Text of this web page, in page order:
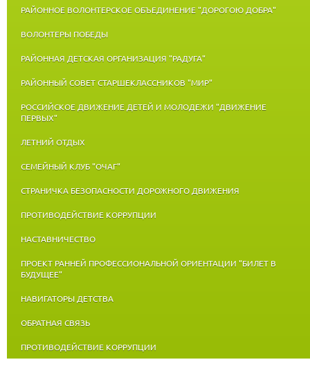
РАЙОННОЕ ВОЛОНТЕРСКОЕ ОБЪЕДИНЕНИЕ "ДОРОГОЮ ДОБРА"
ВОЛОНТЕРЫ ПОБЕДЫ
РАЙОННАЯ ДЕТСКАЯ ОРГАНИЗАЦИЯ "РАДУГА"
РАЙОННЫЙ СОВЕТ СТАРШЕКЛАССНИКОВ "МИР"
РОССИЙСКОЕ ДВИЖЕНИЕ ДЕТЕЙ И МОЛОДЕЖИ "ДВИЖЕНИЕ
ПЕРВЫХ"
ЛЕТНИЙ ОТДЫХ
СЕМЕЙНЫЙ КЛУБ "ОЧАГ"
СТРАНИЧКА БЕЗОПАСНОСТИ ДОРОЖНОГО ДВИЖЕНИЯ
ПРОТИВОДЕЙСТВИЕ КОРРУПЦИИ
НАСТАВНИЧЕСТВО
ПРОЕКТ РАННЕЙ ПРОФЕССИОНАЛЬНОЙ ОРИЕНТАЦИИ "БИЛЕТ В
БУДУЩЕЕ"
НАВИГАТОРЫ ДЕТСТВА
ОБРАТНАЯ СВЯЗЬ
ПРОТИВОДЕЙСТВИЕ КОРРУПЦИИ